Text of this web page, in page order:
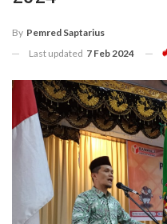
By Pemred Saptarius
Last updated 7 Feb 2024